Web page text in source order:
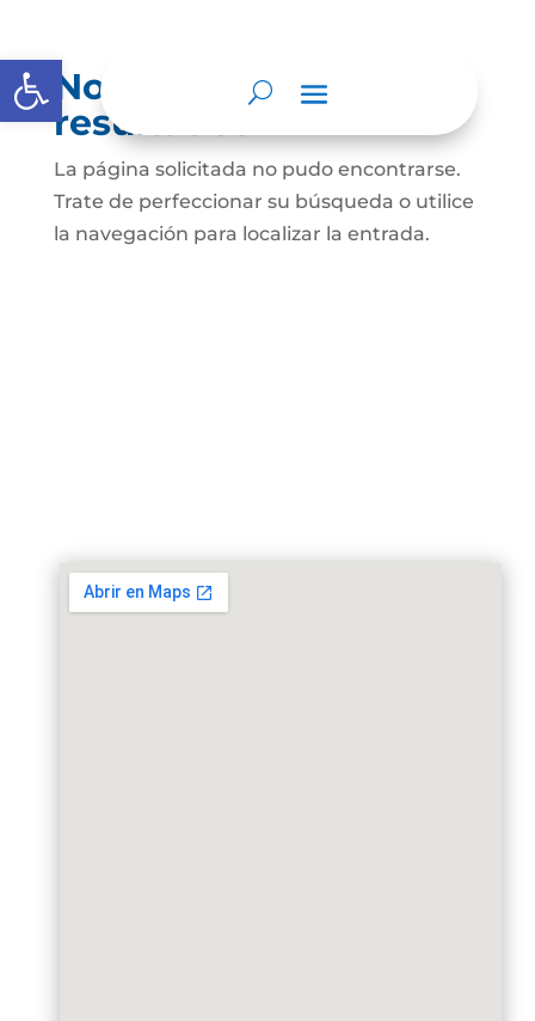
Abrir barra de herramientas
No se encontraron
resultados
La página solicitada no pudo encontrarse.
Trate de perfeccionar su búsqueda o utilice
la navegación para localizar la entrada.